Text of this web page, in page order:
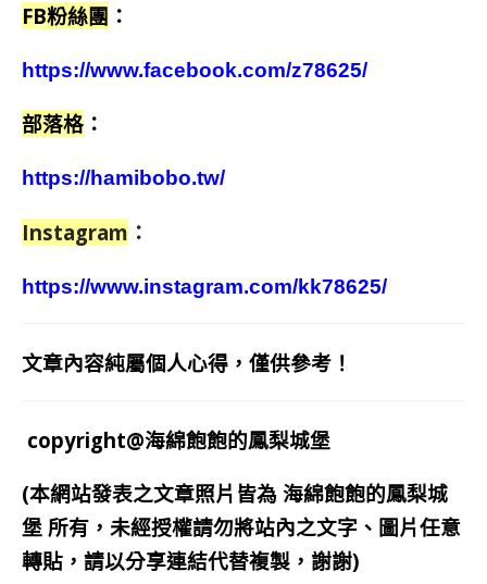
FB粉絲團 ：
https://www.facebook.com/z78625/
部落格 ：
https://hamibobo.tw/
Instagram ：
https://www.instagram.com/kk78625/
文章內容純屬個人心得，僅供參考！
copyright@海綿飽飽的鳳梨城堡
(本網站發表之文章照片皆為 海綿飽飽的鳳梨城
堡 所有，未經授權請勿將站內之文字、圖片任意
轉貼，請以分享連結代替複製，謝謝)